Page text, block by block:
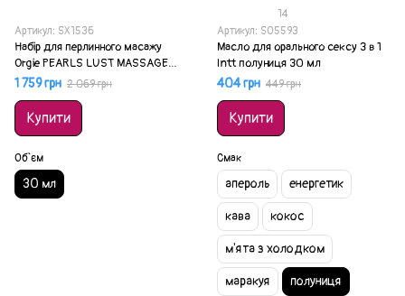
Артикул: SX1536
Набір для перлинного масажу
Orgie PEARLS LUST MASSAGE
SET
1 759 грн 2 069 грн
Купити
Об`єм
30 мл
14
Артикул: SO5593
Масло для орального сексу 3 в 1
Intt полуниця 30 мл
404 грн 449 грн
Купити
Смак
апероль енергетик
кава кокос
м'ята з холодком
маракуя полуниця